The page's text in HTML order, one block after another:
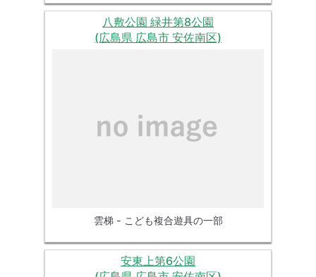
八敷公園 緑井第8公園
(広島県 広島市 安佐南区)
雲梯 - こども複合遊具の一部
安東上第6公園